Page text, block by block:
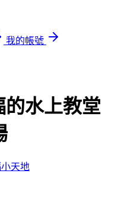
我的帳號
水上教堂
天地